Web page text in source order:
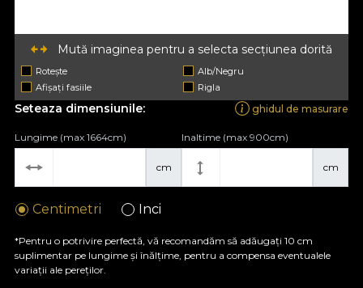
Mută imaginea pentru a selecta secțiunea dorită
Rotește
Alb/Negru
Afișați fasiile
Rigla
Seteaza dimensiunile: ghidul de masurare
cm
Lungime (max 1664cm)
cm
Inaltime (max 900cm)
Centimetri Inci
*Pentru o potrivire perfectă, vă recomandăm să adăugați 10 cm
suplimentar pe lungime și înălțime, pentru a compensa eventualele
variații ale pereților.